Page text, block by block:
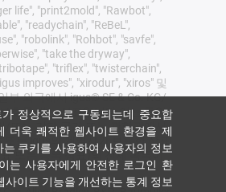
life", "print2mold", "Rawbot",
"readychain", "ReBeL",
"robolink", "Rohbot", "savfe",
"take the dryway",
"triflex", "twisterchain",
improves", "xirodur", "xiros" 및
부 외국에서 igus® SE & Co. KG/
호를 받는 상표입니다 이는 독일,
/또는 기타 국가 또는 관할권에서
또는 igus의 계열사가 보유한 상표
또는 등록 상표)의 전체 목록이
정상적으로 구동되는데 중요합
더욱 쾌적한 웹사이트 환경을 제
는 쿠키를 사용하여 사용자의 정보
는 사용자에게 안전한 로그인 환
사이트 기능을 개선하는 통계 정보